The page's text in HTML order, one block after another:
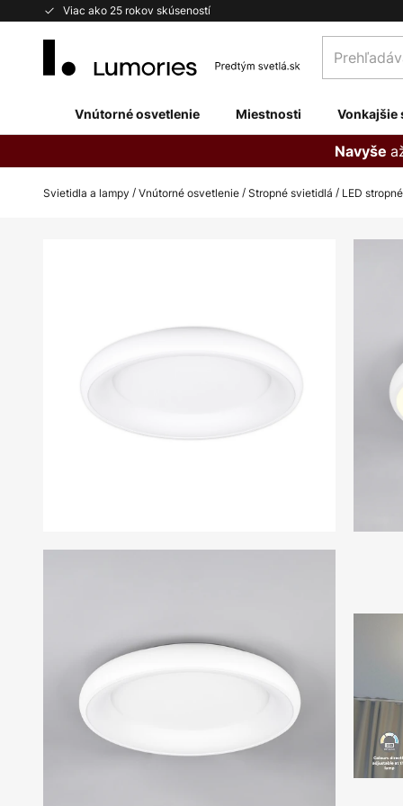
Viac ako 25 rokov skúseností
Skip
obchod
Vnútorné osvetlenie Miestnosti Vonkajšie
Navyše
Svietidla a lampy Vnútorné osvetlenie Stropné svietidlá LED